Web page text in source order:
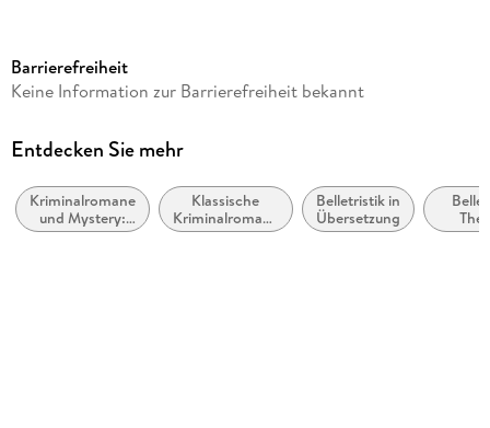
Reihe
Autor/Autorin
Übersetzung
Birgit Schmitz
Barrierefreiheit
Keine Information zur Barrierefreiheit bekannt
Entdecken Sie mehr
Kriminalromane
und Mystery:
Polizeiarbeit &
Klassische
Kriminalromane
und Mystery
Belletristik in
Übersetzung
Stoffe,